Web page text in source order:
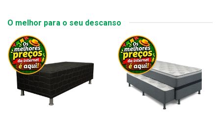
O melhor para o seu descanso